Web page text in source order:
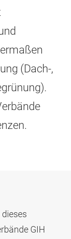
(Dach-,
GIH